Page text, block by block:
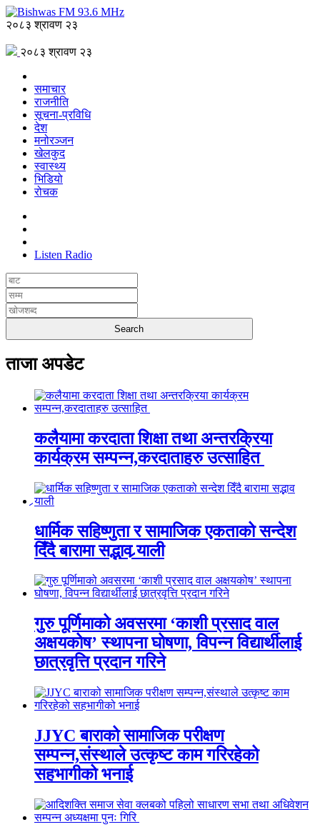
२०८३ श्रावण २३
२०८३ श्रावण २३
समाचार
राजनीति
सूचना-प्रविधि
देश
मनोरञ्जन
खेलकुद
स्वास्थ्य
भिडियो
रोचक
Listen Radio
ताजा अपडेट
कलैयामा करदाता शिक्षा तथा अन्तरक्रिया
कार्यक्रम सम्पन्न,करदाताहरु उत्साहित
धार्मिक सहिष्णुता र सामाजिक एकताको सन्देश
दिँदै बारामा सद्भाव र्‍याली
गुरु पूर्णिमाको अवसरमा ‘काशी प्रसाद वाल
अक्षयकोष’ स्थापना घोषणा, विपन्न विद्यार्थीलाई
छात्रवृत्ति प्रदान गरिने
JJYC बाराको सामाजिक परीक्षण
सम्पन्न,संस्थाले उत्कृष्ट काम गरिरहेको
सहभागीको भनाई